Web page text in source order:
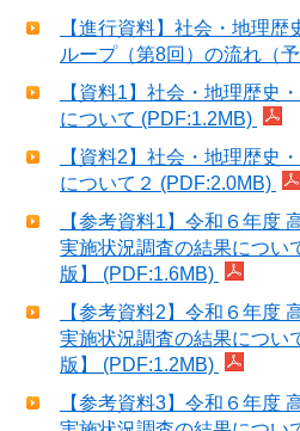
【進行資料】社会・地理
ループ（第8回）の流れ（
【資料1】社会・地理歴史
について (PDF:1.2MB)
【資料2】社会・地理歴史
について２ (PDF:2.0MB)
【参考資料1】令和６年度
実施状況調査の結果につい
版】 (PDF:1.6MB)
【参考資料2】令和６年度
実施状況調査の結果につい
版】 (PDF:1.2MB)
【参考資料3】令和６年度